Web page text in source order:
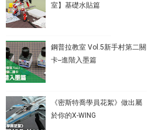
室】基礎水貼篇
鋼普拉教室 Vol.5新手村第二關
卡--進階入墨篇
《密斯特喬學員花絮》做出屬
於你的X-WING